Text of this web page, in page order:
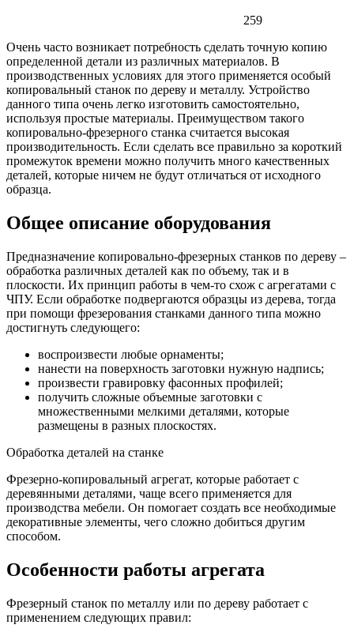
259
Очень часто возникает потребность сделать точную копию
определенной детали из различных материалов. В
производственных условиях для этого применяется особый
копировальный станок по дереву и металлу. Устройство
данного типа очень легко изготовить самостоятельно,
используя простые материалы. Преимуществом такого
копировально-фрезерного станка считается высокая
производительность. Если сделать все правильно за короткий
промежуток времени можно получить много качественных
деталей, которые ничем не будут отличаться от исходного
образца.
Общее описание оборудования
Предназначение копировально-фрезерных станков по дереву –
обработка различных деталей как по объему, так и в
плоскости. Их принцип работы в чем-то схож с агрегатами с
ЧПУ. Если обработке подвергаются образцы из дерева, тогда
при помощи фрезерования станками данного типа можно
достигнуть следующего:
воспроизвести любые орнаменты;
нанести на поверхность заготовки нужную надпись;
произвести гравировку фасонных профилей;
получить сложные объемные заготовки с
множественными мелкими деталями, которые
размещены в разных плоскостях.
Обработка деталей на станке
Фрезерно-копировальный агрегат, которые работает с
деревянными деталями, чаще всего применяется для
производства мебели. Он помогает создать все необходимые
декоративные элементы, чего сложно добиться другим
способом.
Особенности работы агрегата
Фрезерный станок по металлу или по дереву работает с
применением следующих правил: